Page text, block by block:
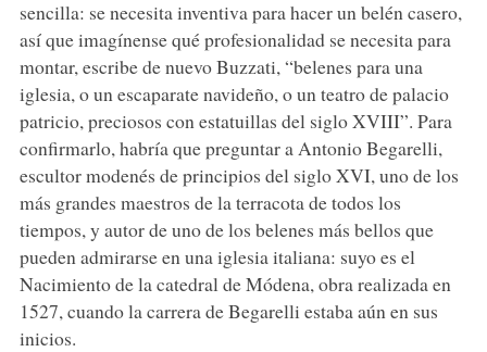
sencilla: se necesita inventiva para hacer un belén casero,
así que imagínense qué profesionalidad se necesita para
montar, escribe de nuevo Buzzati, “belenes para una
iglesia, o un escaparate navideño, o un teatro de palacio
patricio, preciosos con estatuillas del siglo XVIII”. Para
confirmarlo, habría que preguntar a Antonio Begarelli,
escultor modenés de principios del siglo XVI, uno de los
más grandes maestros de la terracota de todos los
tiempos, y autor de uno de los belenes más bellos que
pueden admirarse en una iglesia italiana: suyo es el
Nacimiento de la catedral de Módena, obra realizada en
1527, cuando la carrera de Begarelli estaba aún en sus
inicios.